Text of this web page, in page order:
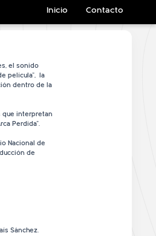
Inicio Contacto
el sonido
película", la
dentro de la
que interpretan
Perdida”.
Nacional de
de
Sánchez.